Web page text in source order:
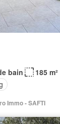
bain
185 m²
Immo - SAFTI